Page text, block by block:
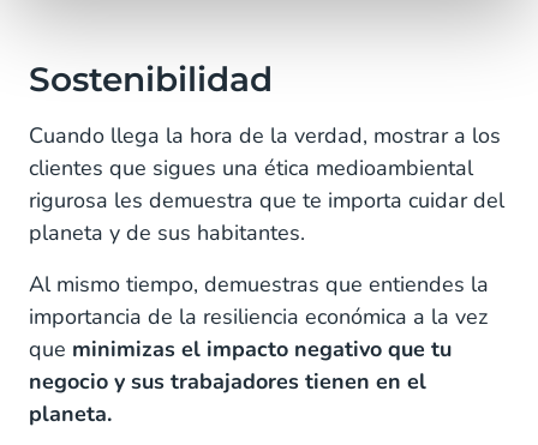
Sostenibilidad
Cuando llega la hora de la verdad, mostrar a los
clientes que sigues una ética medioambiental
rigurosa les demuestra que te importa cuidar del
planeta y de sus habitantes.
Al mismo tiempo, demuestras que entiendes la
importancia de la resiliencia económica a la vez
que minimizas el impacto negativo que tu
negocio y sus trabajadores tienen en el
planeta.